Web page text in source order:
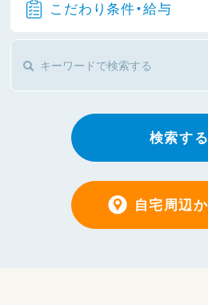
こだわり条件・給与
検索する
自宅周辺